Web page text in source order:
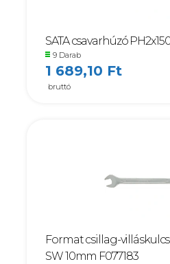
SATA csavarhúzó
9 Darab
1 689,10 Ft
bruttó
Format csillag-villáskulcs
SW 10mm F077183